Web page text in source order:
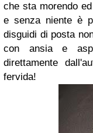
che sta morendo
e senza niente è
disguidi di posta
con ansia e
direttamente
fervida!